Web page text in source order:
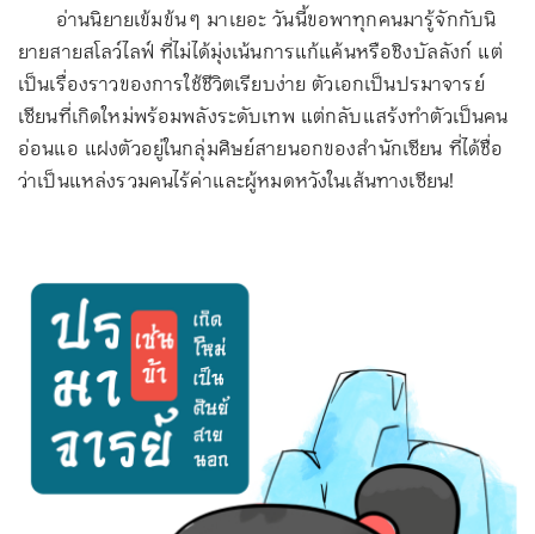
อ่านนิยายเข้มข้น ๆ มาเยอะ วันนี้ขอพาทุกคนมารู้จักกับนิ
ยายสายสโลว์ไลฟ์ ที่ไม่ได้มุ่งเน้นการแก้แค้นหรือชิงบัลลังก์ แต่
เป็นเรื่องราวของการใช้ชีวิตเรียบง่าย ตัวเอกเป็นปรมาจารย์
เซียนที่เกิดใหม่พร้อมพลังระดับเทพ แต่กลับแสร้งทำตัวเป็นคน
อ่อนแอ แฝงตัวอยู่ในกลุ่มศิษย์สายนอกของสำนักเซียน ที่ได้ชื่อ
ว่าเป็นแหล่งรวมคนไร้ค่าและผู้หมดหวังในเส้นทางเซียน!